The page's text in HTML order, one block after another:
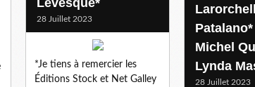
28 Juillet 2023
*Je tiens à remercier les
Éditions Stock et Net Galley
Michel
Lynda
28 Juillet 2023